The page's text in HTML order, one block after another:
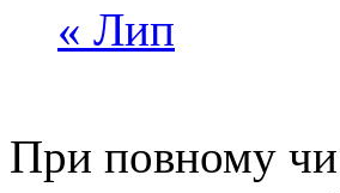
« Лип
При повному чи